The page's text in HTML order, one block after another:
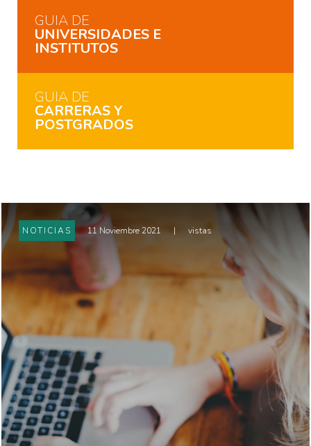
GUIA DE
UNIVERSIDADES E
INSTITUTOS
GUIA DE
CARRERAS Y
POSTGRADOS
NOTICIAS 11 Noviembre 2021 | vistas